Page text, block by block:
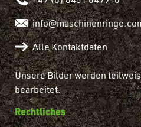
Alle Kontaktdaten
Unsere Bilder werden
bearbeitet.
Rechtliches